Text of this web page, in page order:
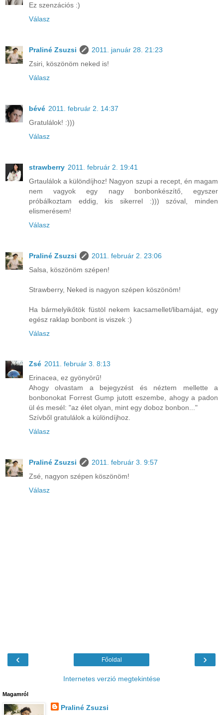
Ez szenzációs :)
Válasz
Praliné Zsuzsi
2011. január 28. 21:23
Zsiri, köszönöm neked is!
Válasz
bévé 2011. február 2. 14:37
Gratulálok! :)))
Válasz
strawberry 2011. február 2. 19:41
Grtaulálok a különdíjhoz! Nagyon szupi a recept, én magam
nem vagyok egy nagy bonbonkészítő, egyszer
próbálkoztam eddig, kis sikerrel :))) szóval, minden
elismerésem!
Válasz
Praliné Zsuzsi
2011. február 2. 23:06
Salsa, köszönöm szépen!
Strawberry, Neked is nagyon szépen köszönöm!
Ha bármelyikőtök füstöl nekem kacsamellet/libamájat, egy
egész raklap bonbont is viszek :)
Válasz
Zsé 2011. február 3. 8:13
Erinacea, ez gyönyörű!
Ahogy olvastam a bejegyzést és néztem mellette a
bonbonokat Forrest Gump jutott eszembe, ahogy a padon
ül és mesél: "az élet olyan, mint egy doboz bonbon..."
Szívből gratulálok a különdíjhoz.
Válasz
Praliné Zsuzsi
2011. február 3. 9:57
Zsé, nagyon szépen köszönöm!
Válasz
‹ ›
Főoldal
Internetes verzió megtekintése
Magamról
Praliné Zsuzsi